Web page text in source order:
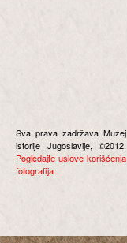
Sva prava zadržava Muzej
istorije Jugoslavije, ©2012.
Pogledajte uslove korišćenja
fotografija